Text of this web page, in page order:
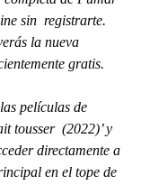
sin  registrarte.
la nueva
gratis.
tousser  (2022)’ y
directamente a
en el tope de